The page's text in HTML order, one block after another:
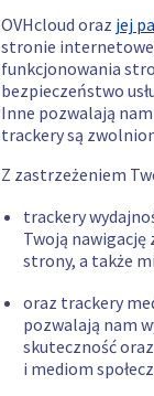
OVHcloud oraz jej
stronie
funkcjonowania
bezpieczeństwo
Inne pozwalają
trackery są
Z zastrzeżeniem
trackery
Twoją
strony, a także
oraz trackery
pozwalają nam
skuteczność
i mediom